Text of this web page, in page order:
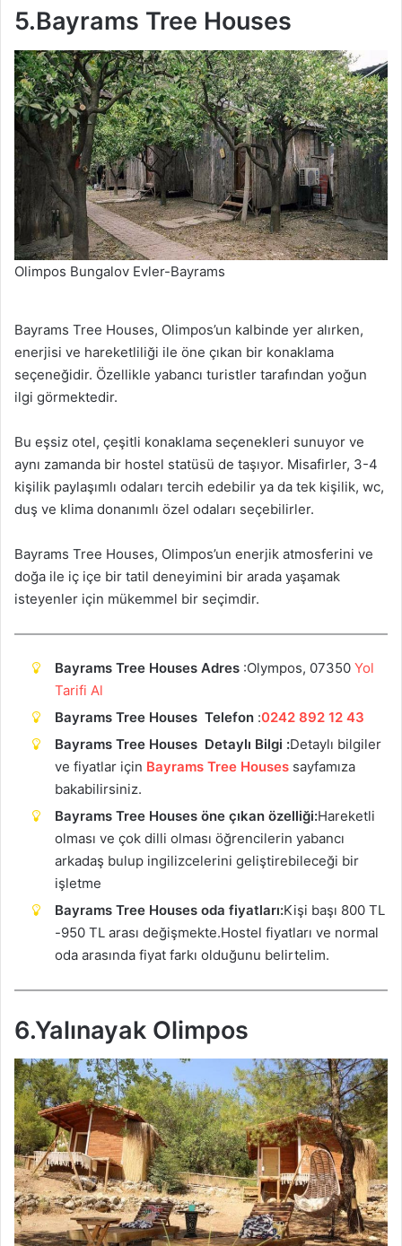
5.Bayrams Tree Houses
Olimpos Bungalov Evler-Bayrams
Bayrams Tree Houses, Olimpos’un kalbinde yer alırken,
enerjisi ve hareketliliği ile öne çıkan bir konaklama
seçeneğidir. Özellikle yabancı turistler tarafından yoğun
ilgi görmektedir.
Bu eşsiz otel, çeşitli konaklama seçenekleri sunuyor ve
aynı zamanda bir hostel statüsü de taşıyor. Misafirler, 3-4
kişilik paylaşımlı odaları tercih edebilir ya da tek kişilik, wc,
duş ve klima donanımlı özel odaları seçebilirler.
Bayrams Tree Houses, Olimpos’un enerjik atmosferini ve
doğa ile iç içe bir tatil deneyimini bir arada yaşamak
isteyenler için mükemmel bir seçimdir.
Bayrams Tree Houses Adres :Olympos, 07350 Yol
Tarifi Al
Bayrams Tree Houses Telefon :0242 892 12 43
Bayrams Tree Houses Detaylı Bilgi :Detaylı bilgiler
ve fiyatlar için Bayrams Tree Houses sayfamıza
bakabilirsiniz.
Bayrams Tree Houses öne çıkan özelliği:Hareketli
olması ve çok dilli olması öğrencilerin yabancı
arkadaş bulup ingilizcelerini geliştirebileceği bir
işletme
Bayrams Tree Houses oda fiyatları:Kişi başı 800 TL
-950 TL arası değişmekte.Hostel fiyatları ve normal
oda arasında fiyat farkı olduğunu belirtelim.
6.Yalınayak Olimpos